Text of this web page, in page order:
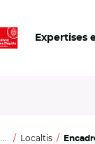
Expertises
... Localtis